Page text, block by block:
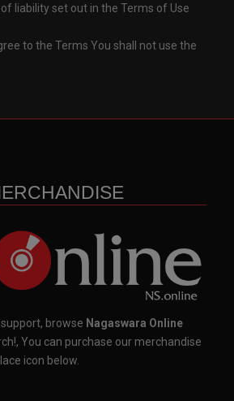
liability set out in the Terms of Use
to the Terms You shall not use the
browse Nagaswara Online
You can purchase our merchandise
icon below.